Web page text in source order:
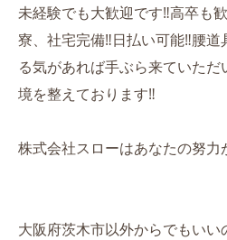
未経験でも大歓迎です‼︎高卒も歓
寮、社宅完備‼︎日払い可能‼︎腰
る気があれば手ぶら来ていた
境を整えております‼︎
株式会社スローはあなたの努力
大阪府茨木市以外からでもいい